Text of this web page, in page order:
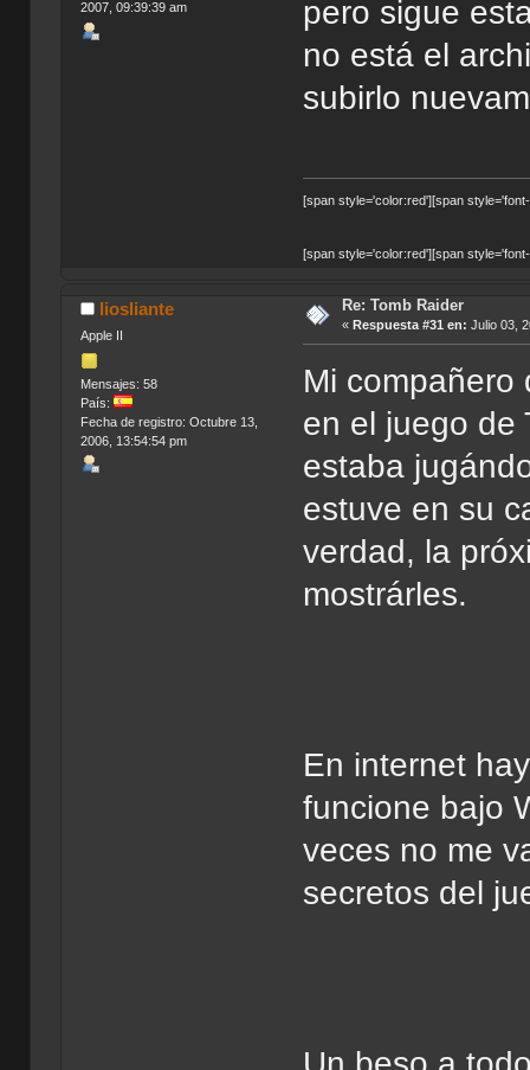
2007, 09:39:39 am
pero sigue
no está el
subirlo
[span style='color:red'][span
[span style='color:red'][span
liosliante
Apple II
Mensajes: 58
País:
Fecha de registro: Octubre 13,
2006, 13:54:54 pm
Re: Tomb Raider
« Respuesta #31 en: Julio 03,
Mi compañero
en el juego de
estaba
estuve en su
verdad, la
mostrárles.
En internet
funcione bajo
veces no me
secretos del